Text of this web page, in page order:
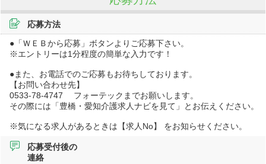
応募方法
●「ＷＥＢから応募」ボタンよりご応募下さい。
※エントリーは1分程度の簡単な入力です！
●また、お電話でのご応募もお待ちしております。
【お問い合わせ先】
0533-78-4747 フォーテックまでお願いします。
その際には「豊橋・愛知介護求人ナビを見て」とお伝えください。
※気になる求人があるときは【求人No】 をお知らせください。
応募受付後の
連絡